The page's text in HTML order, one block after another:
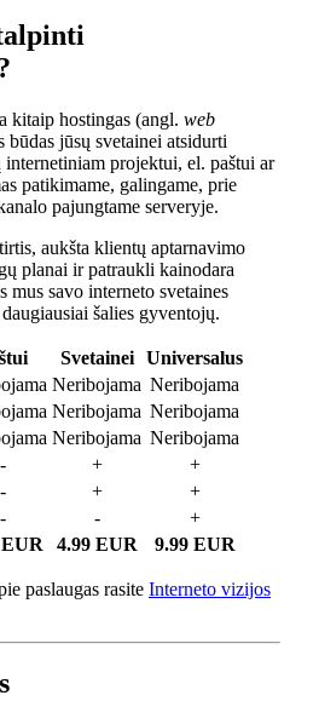
kitaip hostingas (angl. web
būdas jūsų svetainei atsidurti
projektui, el. paštui ar
patikimame, galingame, prie
pajungtame serveryje.
aukšta klientų aptarnavimo
planai ir patraukli kainodara
mus savo interneto svetaines
šalies gyventojų.
Svetainei
Universalus
Neribojama Neribojama
Neribojama Neribojama
Neribojama Neribojama
- +
+
- +
+
- -
+
4.99 EUR 9.99 EUR
paslaugas rasite Interneto vizijos